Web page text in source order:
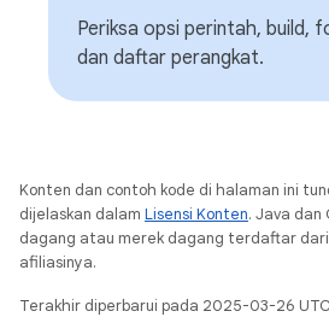
Periksa opsi perintah, build,
dan daftar perangkat.
Konten dan contoh kode di halaman ini
dijelaskan dalam Lisensi Konten. Java dan
dagang atau merek dagang terdaftar
afiliasinya.
Terakhir diperbarui pada 2025-03-26